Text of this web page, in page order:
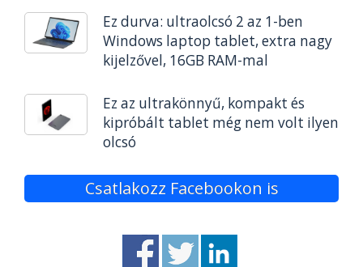
Ez durva: ultraolcsó 2 az 1-ben
Windows laptop tablet, extra nagy
kijelzővel, 16GB RAM-mal
Ez az ultrakönnyű, kompakt és
kipróbált tablet még nem volt ilyen
olcsó
Csatlakozz Facebookon is